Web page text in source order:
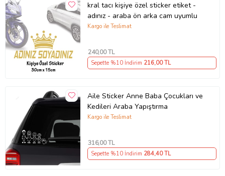
kral tacı kişiye özel sticker etiket -
adınız - araba ön arka cam uyumlu
Kargo ile Teslimat
240,00 TL
Sepette %10 İndirim 216,00 TL
Aile Sticker Anne Baba Çocukları ve
Kedileri Araba Yapıştırma
Kargo ile Teslimat
316,00 TL
Sepette %10 İndirim 284,40 TL